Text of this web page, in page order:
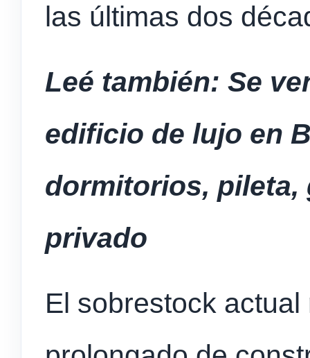
las últimas dos
Leé también: Se
edificio de lujo en
dormitorios, pileta,
privado
El sobrestock